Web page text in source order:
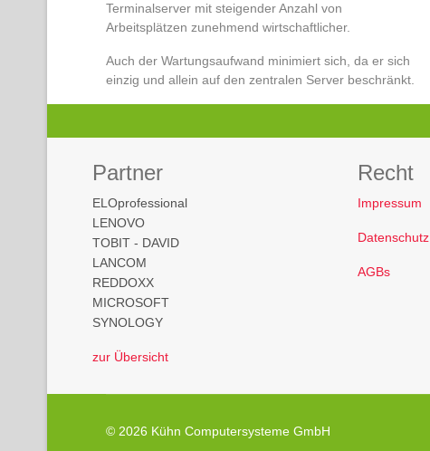
Terminalserver mit steigender Anzahl von
Arbeitsplätzen zunehmend wirtschaftlicher.
Auch der Wartungsaufwand minimiert sich, da er sich
einzig und allein auf den zentralen Server beschränkt.
Partner
ELOprofessional
LENOVO
TOBIT - DAVID
LANCOM
REDDOXX
MICROSOFT
SYNOLOGY
zur Übersicht
Recht
Impressum
Datenschutz
AGBs
© 2026 Kühn Computersysteme GmbH